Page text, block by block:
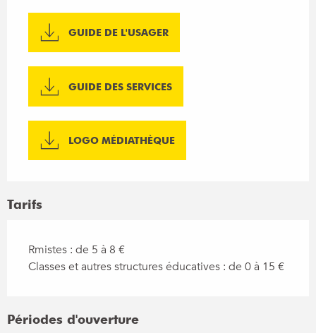
GUIDE DE L'USAGER
GUIDE DES SERVICES
LOGO MÉDIATHÈQUE
Tarifs
Rmistes : de 5 à 8 €
Classes et autres structures éducatives : de 0 à 15 €
Périodes d'ouverture